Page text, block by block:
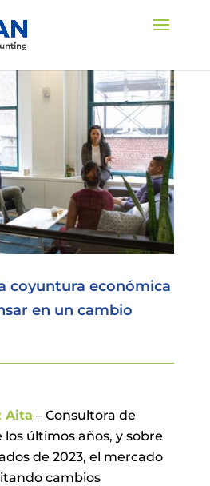
coyuntura económica
en un cambio
Aita – Consultora de
los últimos años, y sobre
de 2023, el mercado
cambios